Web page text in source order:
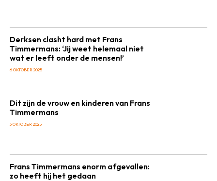
Derksen clasht hard met Frans
Timmermans: ‘Jij weet helemaal niet
wat er leeft onder de mensen!’
6 OKTOBER 2025
Dit zijn de vrouw en kinderen van Frans
Timmermans
3 OKTOBER 2025
Frans Timmermans enorm afgevallen:
zo heeft hij het gedaan